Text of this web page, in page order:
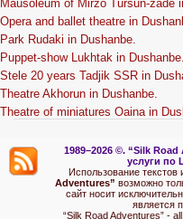
Mausoleum of Mirzo Tursun-zade
Opera and ballet theatre in
Park Rudaki in Dushanbe.
Puppet-show Lukhtak in Dushanbe.
Stele 20 years Tadjik SSR in
Theatre Akhorun in Dushanbe.
Theatre of miniatures Oaina in
1989–2026 ©. “Silk Road
услуги по
Использование
Adventures” возможно
сайт носит
является
“Silk Road Adventures” -